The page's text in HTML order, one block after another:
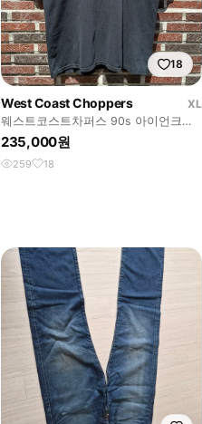
18
West Coast Choppers
XL
웨스트코스트차퍼스 90s 아이언크로
스 빈티지 티셔츠
235,000원
259 18